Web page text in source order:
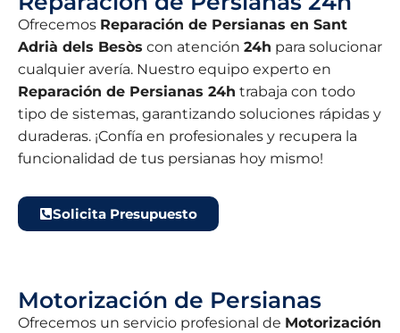
Ofrecemos Reparación de Persianas en Sant
Adrià dels Besòs con atención 24h para solucionar
cualquier avería. Nuestro equipo experto en
Reparación de Persianas 24h trabaja con todo
tipo de sistemas, garantizando soluciones rápidas y
duraderas. ¡Confía en profesionales y recupera la
funcionalidad de tus persianas hoy mismo!
Solicita Presupuesto
Motorización de Persianas
Ofrecemos un servicio profesional de Motorización